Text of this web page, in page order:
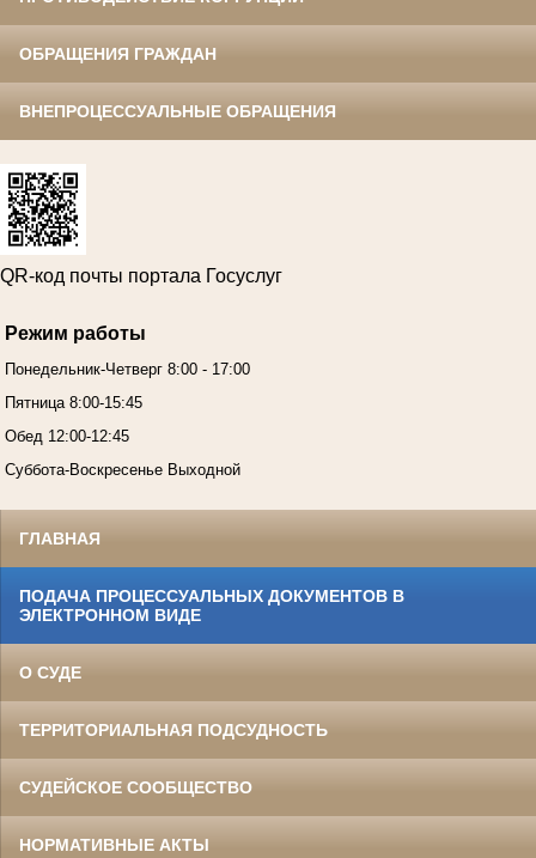
ОБРАЩЕНИЯ ГРАЖДАН
ВНЕПРОЦЕССУАЛЬНЫЕ ОБРАЩЕНИЯ
QR-код почты портала Госуслуг
Режим работы
Понедельник-Четверг 8:00 - 17:00
Пятница 8:00-15:45
Обед 12:00-12:45
Суббота-Воскресенье Выходной
ГЛАВНАЯ
ПОДАЧА ПРОЦЕССУАЛЬНЫХ ДОКУМЕНТОВ В
ЭЛЕКТРОННОМ ВИДЕ
О СУДЕ
ТЕРРИТОРИАЛЬНАЯ ПОДСУДНОСТЬ
СУДЕЙСКОЕ СООБЩЕСТВО
НОРМАТИВНЫЕ АКТЫ